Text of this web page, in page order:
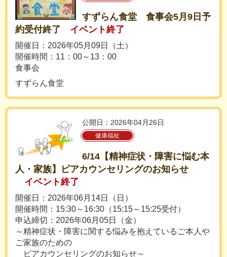
すずらん食堂 食事会5月9日予
約受付終了
イベント終了
開催日：2026年05月09日（土）
開催時間：11：00～13：00
食事会
すずらん食堂
公開日：2026年04月26日
健康福祉
6/14【精神症状・障害に悩む本
人・家族】ピアカウンセリングのお知らせ
イベント終了
開催日：2026年06月14日（日）
開催時間：15:30～16:30（15:15～15:25受付）
申込締切：2026年06月05日（金）
～精神症状・障害に関する悩みを抱えているご本人や
ご家族のための
ピアカウンセリングのお知らせ～